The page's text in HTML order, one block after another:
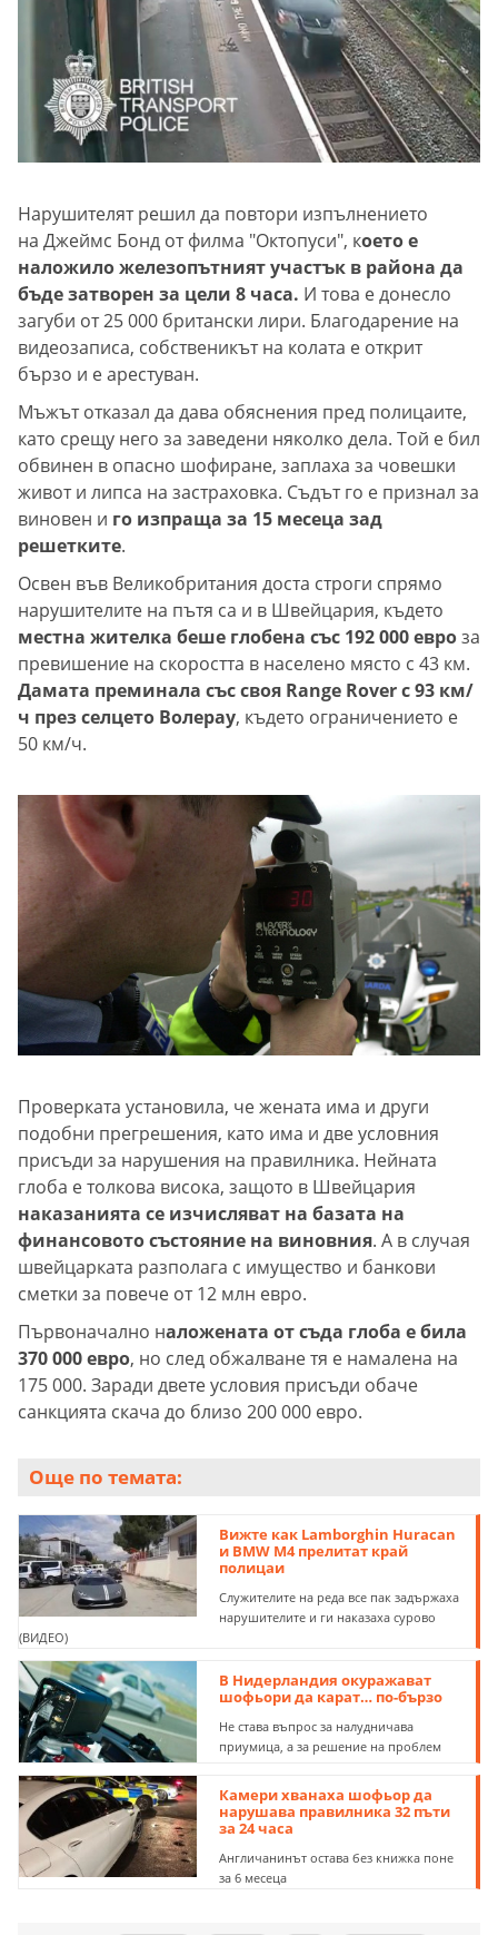
Нарушителят решил да повтори изпълнението
на Джеймс Бонд от филма "Октопуси", което е
наложило железопътният участък в района да
бъде затворен за цели 8 часа. И това е донесло
загуби от 25 000 британски лири. Благодарение на
видеозаписа, собственикът на колата е открит
бързо и е арестуван.
Мъжът отказал да дава обяснения пред полицаите,
като срещу него за заведени няколко дела. Той е бил
обвинен в опасно шофиране, заплаха за човешки
живот и липса на застраховка. Съдът го е признал за
виновен и го изпраща за 15 месеца зад
решетките.
Освен във Великобритания доста строги спрямо
нарушителите на пътя са и в Швейцария, където
местна жителка беше глобена със 192 000 евроза
превишение на скоростта в населено място с 43 км.
Дамата преминала със своя Range Rover с 93 км/
ч през селцето Волерау, където ограничението е
50 км/ч.
Проверката установила, че жената има и други
подобни прегрешения, като има и две условния
присъди за нарушения на правилника. Нейната
глоба е толкова висока, защото в Швейцария
наказанията се изчисляват на базата на
финансовото състояние на виновния. А в случая
швейцарката разполага с имущество и банкови
сметки за повече от 12 млн евро.
Първоначално наложената от съда глоба е била
370 000 евро, но след обжалване тя е намалена на
175 000. Заради двете условия присъди обаче
санкцията скача до близо 200 000 евро.
Още по темата:
Вижте как Lamborghin Huracan
и BMW M4 прелитат край
полицаи
Служителите на реда все пак задържаха
нарушителите и ги наказаха сурово
(ВИДЕО)
В Нидерландия окуражават
шофьори да карат… по-бързо
Не става въпрос за налудничава
приумица, а за решение на проблем
Камери хванаха шофьор да
нарушава правилника 32 пъти
за 24 часа
Англичанинът остава без книжка поне
за 6 месеца